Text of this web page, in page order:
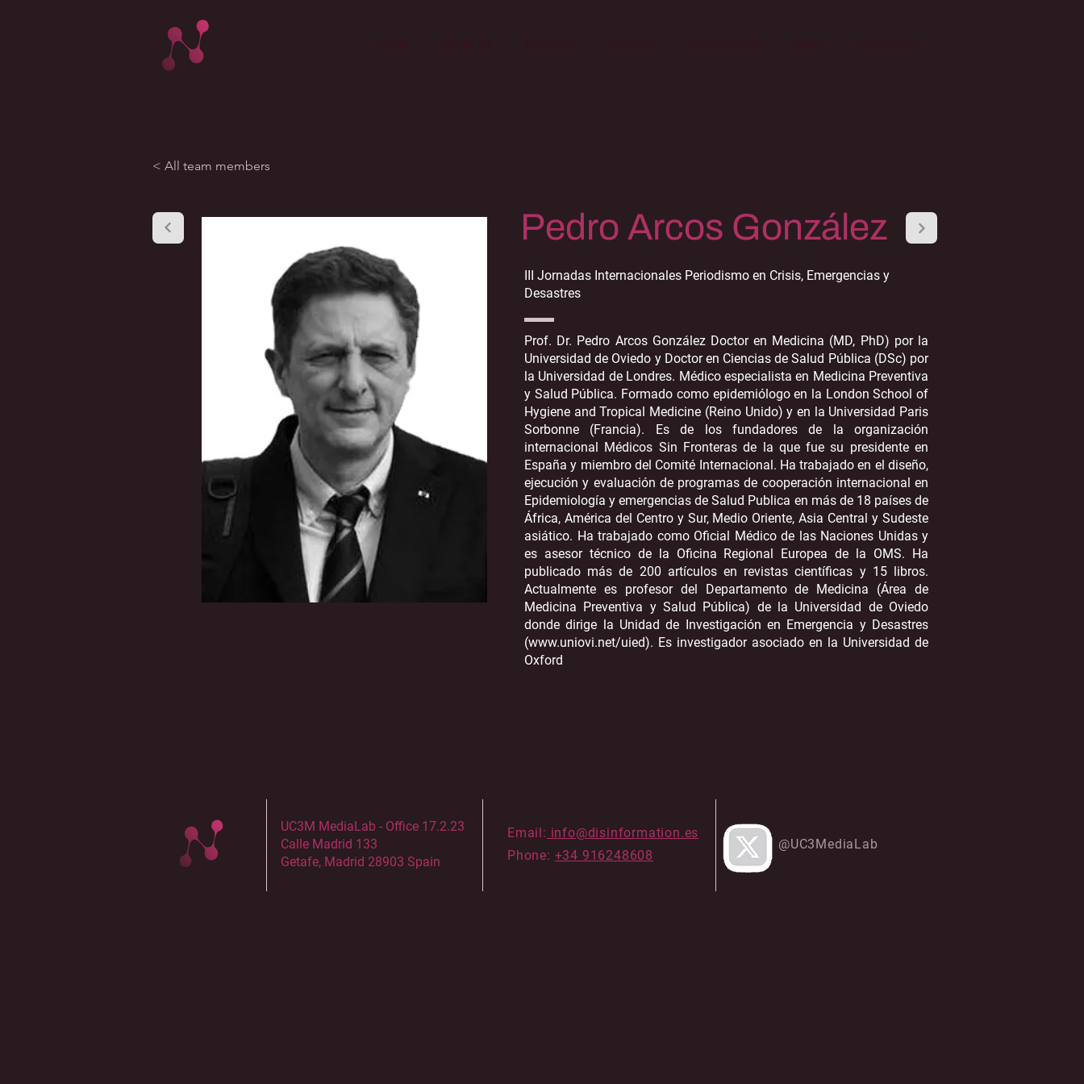
< All team members
Pedro Arcos González
III Jornadas Internacionales Periodismo en Crisis, Emergencias y
Desastres
Prof. Dr. Pedro Arcos González Doctor en Medicina (MD, PhD) por la
Universidad de Oviedo y Doctor en Ciencias de Salud Pública (DSc) por
la Universidad de Londres. Médico especialista en Medicina Preventiva
y Salud Pública. Formado como epidemiólogo en la London School of
Hygiene and Tropical Medicine (Reino Unido) y en la Universidad Paris
Sorbonne (Francia). Es de los fundadores de la organización
internacional Médicos Sin Fronteras de la que fue su presidente en
España y miembro del Comité Internacional. Ha trabajado en el diseño,
ejecución y evaluación de programas de cooperación internacional en
Epidemiología y emergencias de Salud Publica en más de 18 países de
África, América del Centro y Sur, Medio Oriente, Asia Central y Sudeste
asiático. Ha trabajado como Oficial Médico de las Naciones Unidas y
es asesor técnico de la Oficina Regional Europea de la OMS. Ha
publicado más de 200 artículos en revistas científicas y 15 libros.
Actualmente es profesor del Departamento de Medicina (Área de
Medicina Preventiva y Salud Pública) de la Universidad de Oviedo
donde dirige la Unidad de Investigación en Emergencia y Desastres
(www.uniovi.net/uied). Es investigador asociado en la Universidad de
Oxford
UC3M MediaLab - Office 17.2.23
Calle Madrid 133
Getafe, Madrid 28903 Spain
Email: info@disinformation.es
Phone: +34 916248608
@UC3MediaLab